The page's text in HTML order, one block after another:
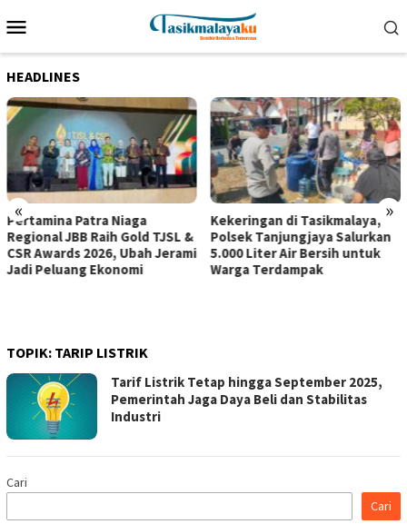
ke
Mobile
HEADLINES
« »
Pertamina Patra Niaga
Regional JBB Raih Gold TJSL &
CSR Awards 2026, Ubah Jerami
Jadi Peluang Ekonomi
Kekeringan di Tasikmalaya,
Polsek Tanjungjaya Salurkan
5.000 Liter Air Bersih untuk
Warga Terdampak
TOPIK: TARIP LISTRIK
Tarif Listrik Tetap hingga September 2025,
Pemerintah Jaga Daya Beli dan Stabilitas
Industri
Cari
Cari